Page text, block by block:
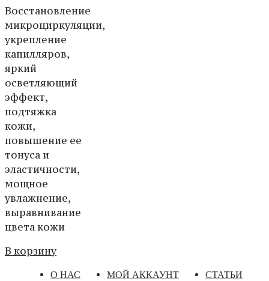
Восстановление
микроциркуляции,
укрепление
капилляров,
яркий
осветляющий
эффект,
подтяжка
кожи,
повышение ее
тонуса и
эластичности,
мощное
увлажнение,
выравнивание
цвета кожи
В корзину
О НАС МОЙ АККАУНТ
СТАТЬИ